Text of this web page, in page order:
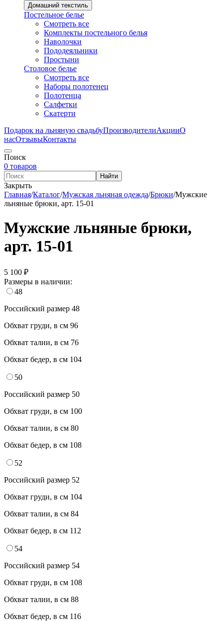
Домашний текстиль
Постельное белье
Смотреть все
Комплекты постельного белья
Наволочки
Пододеяльники
Простыни
Столовое белье
Смотреть все
Наборы полотенец
Полотенца
Салфетки
Скатерти
Подарок на льняную свадьбуПроизводителиАкцииО
насОтзывыКонтакты
Поиск
0 товаров
Найти
Закрыть
Главная/Каталог/Мужская льняная одежда/Брюки/Мужские
льняные брюки, арт. 15-01
Мужские льняные брюки,
арт. 15-01
5 100 ₽
Размеры в наличии:
48
Российский размер 48
Обхват груди, в см 96
Обхват талии, в см 76
Обхват бедер, в см 104
50
Российский размер 50
Обхват груди, в см 100
Обхват талии, в см 80
Обхват бедер, в см 108
52
Российский размер 52
Обхват груди, в см 104
Обхват талии, в см 84
Обхват бедер, в см 112
54
Российский размер 54
Обхват груди, в см 108
Обхват талии, в см 88
Обхват бедер, в см 116